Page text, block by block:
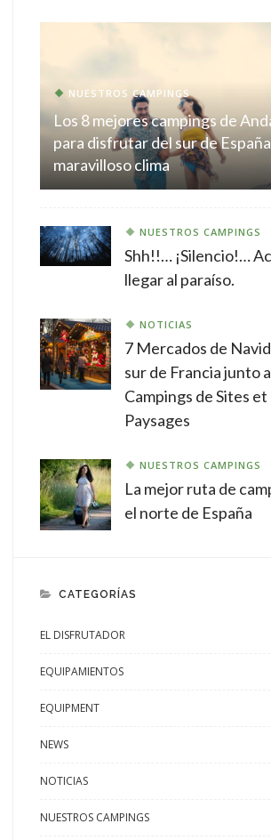
NUESTROS CAMPINGS
Los 8 mejores campings de
para disfrutar del sur de
maravilloso clima
NUESTROS CAMPINGS
Shh!!… ¡Silencio!…
llegar al paraíso.
NOTICIAS
7 Mercados de
sur de Francia junto
Campings de Sites et
Paysages
NUESTROS CAMPINGS
La mejor ruta de
el norte de España
CATEGORÍAS
EL DISFRUTADOR
EQUIPAMIENTOS
EQUIPMENT
NEWS
NOTICIAS
NUESTROS CAMPINGS